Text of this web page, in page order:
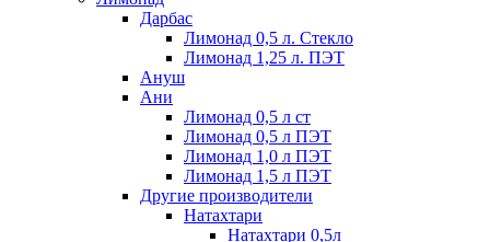
Дарбас
Лимонад 0,5 л. Стекло
Лимонад 1,25 л. ПЭТ
Ануш
Ани
Лимонад 0,5 л ст
Лимонад 0,5 л ПЭТ
Лимонад 1,0 л ПЭТ
Лимонад 1,5 л ПЭТ
Другие производители
Натахтари
Натахтари 0,5л